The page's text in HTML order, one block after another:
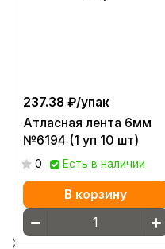
237.38 ₽/упак
Атласная лента 6мм
№6194 (1 уп 10 шт)
0 Есть в наличии
В корзину